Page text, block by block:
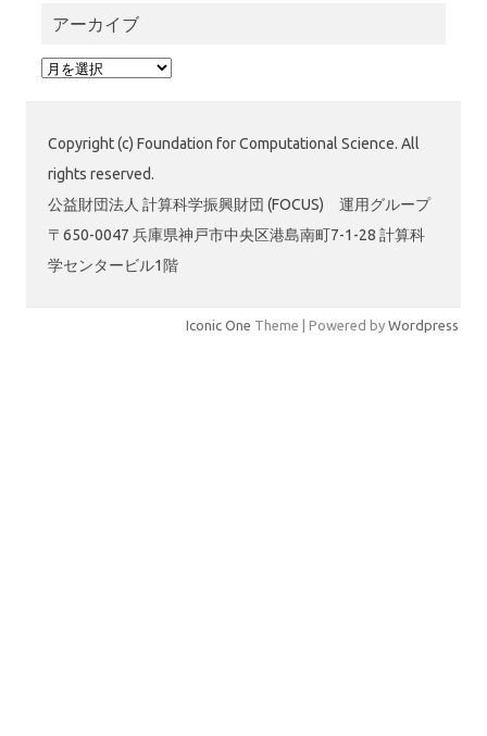
アーカイブ
ア
ブ
Copyright (c) Foundation for Computational Science. All
rights reserved.
公益財団法人 計算科学振興財団 (FOCUS) 運用グループ
〒650-0047 兵庫県神戸市中央区港島南町7-1-28 計算科
学センタービル1階
Iconic One Theme | Powered by Wordpress